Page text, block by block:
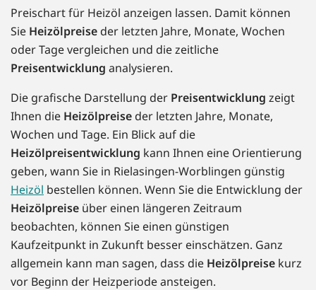
Preischart für Heizöl anzeigen lassen. Damit können
Sie Heizölpreise der letzten Jahre, Monate, Wochen
oder Tage vergleichen und die zeitliche
Preisentwicklung analysieren.
Die grafische Darstellung der Preisentwicklung zeigt
Ihnen die Heizölpreise der letzten Jahre, Monate,
Wochen und Tage. Ein Blick auf die
Heizölpreisentwicklung kann Ihnen eine Orientierung
geben, wann Sie in Rielasingen-Worblingen günstig
Heizöl bestellen können. Wenn Sie die Entwicklung der
Heizölpreise über einen längeren Zeitraum
beobachten, können Sie einen günstigen
Kaufzeitpunkt in Zukunft besser einschätzen. Ganz
allgemein kann man sagen, dass die Heizölpreise kurz
vor Beginn der Heizperiode ansteigen.